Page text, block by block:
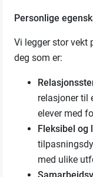
Personlige
Vi legger stor vekt
deg som er:
relasjoner til
elever med
Fleksibel og
med ulike